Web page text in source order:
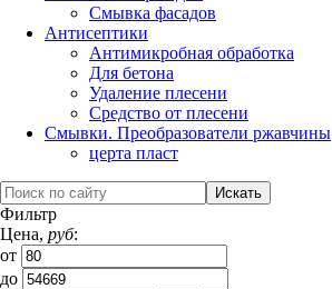
Смывка фасадов
Антисептики
Антимикробная обработка
Для бетона
Удаление плесени
Средство от плесени
Смывки. Преобразователи ржавчины
церта пласт
Фильтр
Цена, руб:
от
до